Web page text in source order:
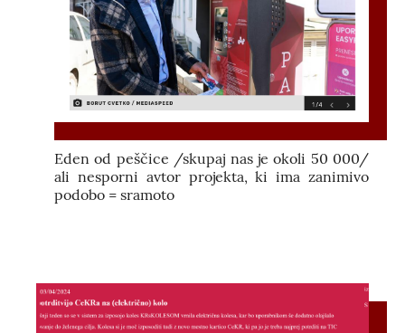
Eden od peščice /skupaj nas je okoli 50 000/
ali nesporni avtor projekta, ki ima zanimivo
podobo = sramoto